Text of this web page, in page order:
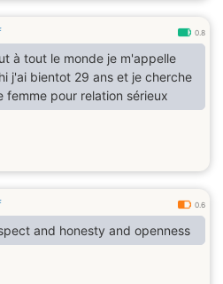
0.8
à tout le monde je m'appelle
j'ai bientot 29 ans et je cherche
femme pour relation sérieux
0.6
and honesty and openness